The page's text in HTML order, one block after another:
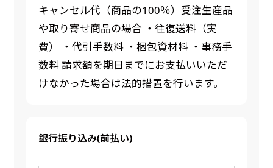
キャンセル代（商品の100％）受注生産品
や取り寄せ商品の場合 ・往復送料（実
費） ・代引手数料 ・梱包資材料 ・事務手
数料 請求額を期日までにお支払いいただ
けなかった場合は法的措置を行います。
銀行振り込み(前払い)